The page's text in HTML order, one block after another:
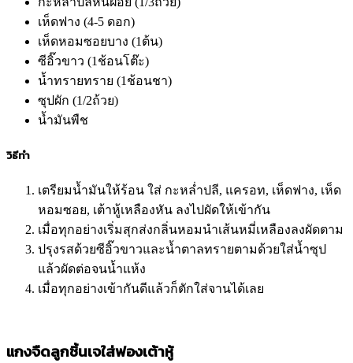
เห็ดฟาง (4-5 ดอก)
เห็ดหอมซอยบาง (1ต้น)
ซีอิ๊วขาว (1ช้อนโต๊ะ)
น้ำทรายทราย (1ช้อนชา)
ซุปผัก (1/2ถ้วย)
น้ำมันพืช
วิธีทำ
เตรียมน้ำมันให้ร้อน ใส่ กะหล่ำปลี, แครอท, เห็ดฟาง, เห็ด
หอมซอย, เต้าหู้เหลืองหัน ลงไปผัดให้เข้ากัน
เมื่อทุกอย่างเริ่มสุกส่งกลิ่นหอมนำเส้นหมี่เหลืองลงผัดตาม
ปรุงรสด้วยซีอิ๊วขาวและน้ำตาลทรายตามด้วยใส่น้ำซุป
แล้วผัดต่อจนน้ำแห้ง
เมื่อทุกอย่างเข้ากันดีแล้วก็ตักใส่จานได้เลย
แกงจืดลูกชิ้นเจใส่ฟองเต้าหู้